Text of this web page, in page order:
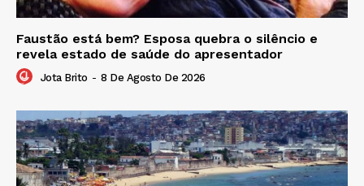
Faustão está bem? Esposa quebra o silêncio e
revela estado de saúde do apresentador
Jota Brito - 8 De Agosto De 2026